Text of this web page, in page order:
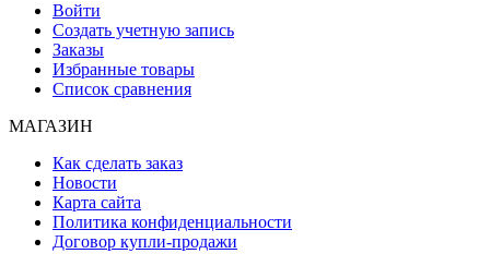
Войти
Создать учетную запись
Заказы
Избранные товары
Список сравнения
МАГАЗИН
Как сделать заказ
Новости
Карта сайта
Политика конфиденциальности
Договор купли-продажи